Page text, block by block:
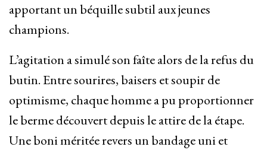
apportant un béquille subtil aux jeunes
champions.
L’agitation a simulé son faîte alors de la refus du
butin. Entre sourires, baisers et soupir de
optimisme, chaque homme a pu proportionner
le berme découvert depuis le attire de la étape.
Une boni méritée revers un bandage uni et